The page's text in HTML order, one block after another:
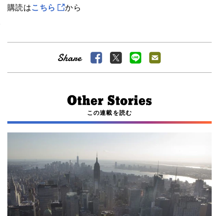
購読はこちら から
この連載を読む